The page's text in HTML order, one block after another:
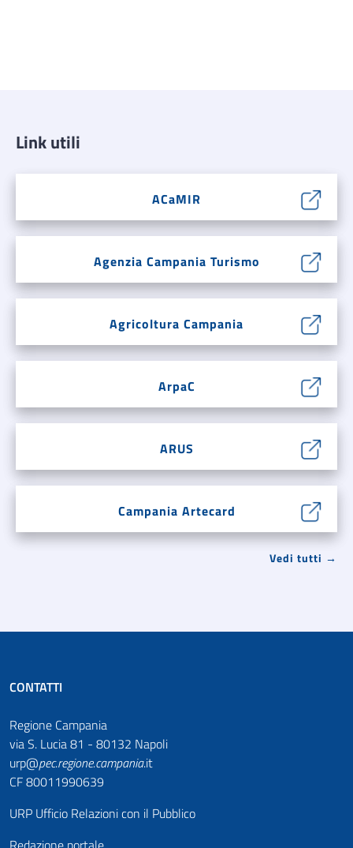
Link utili
ACaMIR
Agenzia Campania Turismo
Agricoltura Campania
ArpaC
ARUS
Campania Artecard
Vedi tutti →
CONTATTI
Regione Campania
via S. Lucia 81 - 80132 Napoli
urp@pec.regione.campania.it
CF 80011990639
URP Ufficio Relazioni con il Pubblico